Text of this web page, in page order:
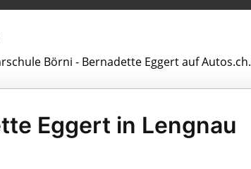
Börni - Bernadette Eggert auf Autos.ch.
Eggert in Lengnau